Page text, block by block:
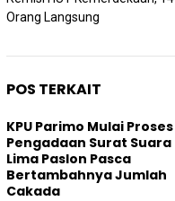
Orang Langsung
POS TERKAIT
KPU Parimo Mulai Proses
Pengadaan Surat Suara
Lima Paslon Pasca
Bertambahnya Jumlah
Cakada